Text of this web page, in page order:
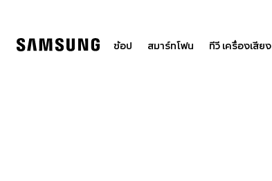
ช้อป สมาร์ทโฟน ทีวี เครื่องเสียง